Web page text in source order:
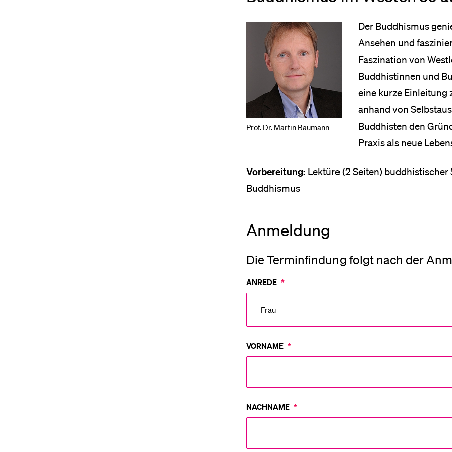
Prof. Dr. Martin Baumann
Der Buddhismus
Ansehen und
Faszination von
Buddhistinnen und
eine kurze Einleitung
anhand von
Buddhisten den
Praxis als neue
Vorbereitung: Lektüre (2 Seiten)
Buddhismus
Anmeldung
Die Terminfindung folgt nach der
ANREDE *
VORNAME *
NACHNAME *
Mitarbeitende
Alumni
Stellensuchende